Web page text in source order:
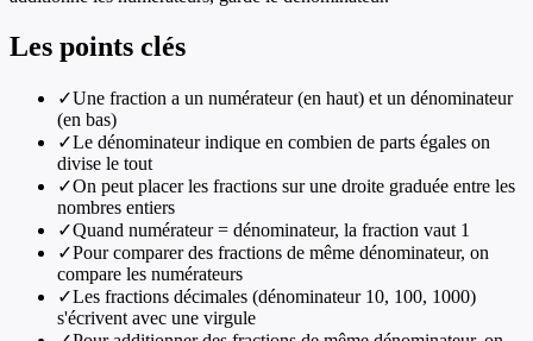
Les points clés
✓Une fraction a un numérateur (en haut) et un dénominateur
(en bas)
✓Le dénominateur indique en combien de parts égales on
divise le tout
✓On peut placer les fractions sur une droite graduée entre les
nombres entiers
✓Quand numérateur = dénominateur, la fraction vaut 1
✓Pour comparer des fractions de même dénominateur, on
compare les numérateurs
✓Les fractions décimales (dénominateur 10, 100, 1000)
s'écrivent avec une virgule